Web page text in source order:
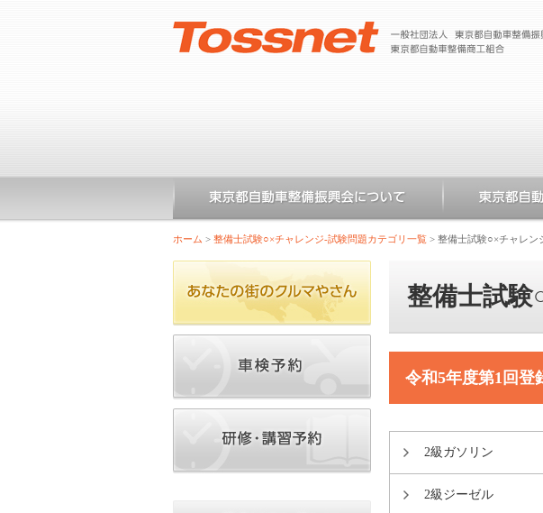
ホーム > 整備士試験○×チャレンジ-試験問題カテゴリ一覧 > 整備士試験○×チャレン
整備士試験
令和5年度第1回登
2級ガソリン
2級ジーゼル